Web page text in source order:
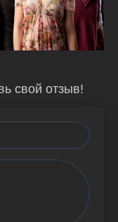
свой отзыв!